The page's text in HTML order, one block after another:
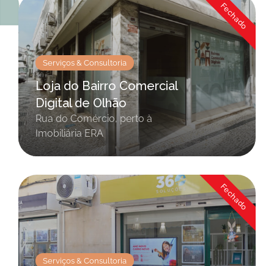
Fechado
Serviços & Consultoria
Loja do Bairro Comercial
Digital de Olhão
Rua do Comércio, perto à
Imobiliária ERA
Fechado
Serviços & Consultoria